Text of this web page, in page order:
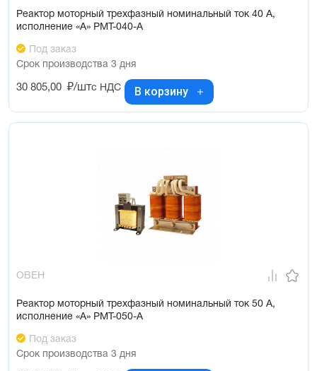
Реактор моторный трехфазный номинальный ток 40 А,
исполнение «А» РМТ-040-А
Под заказ
Срок производства 3 дня
30 805,00 ₽/штс НДС В корзину
ОВЕН
Реактор моторный трехфазный номинальный ток 50 А,
исполнение «А» РМТ-050-А
Под заказ
Срок производства 3 дня